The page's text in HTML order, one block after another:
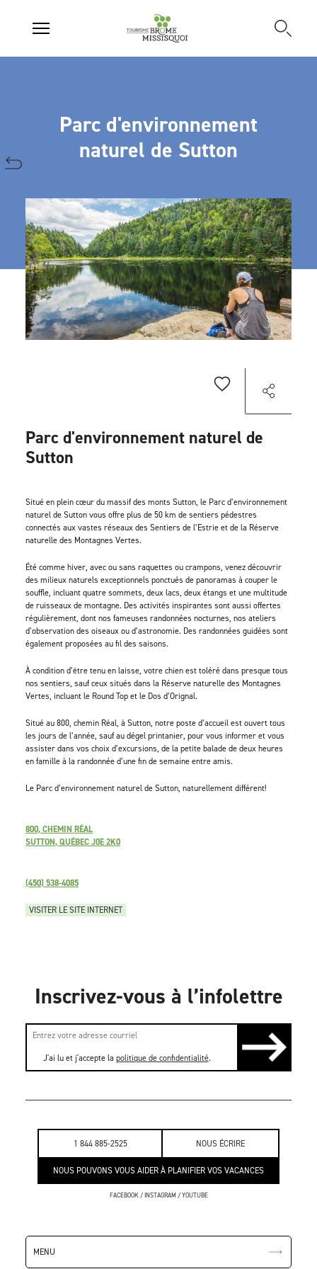
1 844 885-2525 NOUS ÉCRIRE
NOUS POUVONS VOUS AIDER À PLANIFIER VOS VACANCES
FACEBOOK/INSTAGRAM /YOUTUBE
MENU
Parc d'environnement
naturel de Sutton
800, CHEMIN RÉAL
SUTTON, QUÉBEC J0E 2K0
(450) 538-4085
VISITER LE SITE INTERNET
Parc d'environnement naturel de
Sutton
Situé en plein cœur du massif des monts Sutton, le Parc d’environnement
naturel de Sutton vous offre plus de 50 km de sentiers pédestres
connectés aux vastes réseaux des Sentiers de l’Estrie et de la Réserve
naturelle des Montagnes Vertes.
Été comme hiver, avec ou sans raquettes ou crampons, venez découvrir
des milieux naturels exceptionnels ponctués de panoramas à couper le
souffle, incluant quatre sommets, deux lacs, deux étangs et une multitude
de ruisseaux de montagne. Des activités inspirantes sont aussi offertes
régulièrement, dont nos fameuses randonnées nocturnes, nos ateliers
d’observation des oiseaux ou d’astronomie. Des randonnées guidées sont
également proposées au fil des saisons.
À condition d’être tenu en laisse, votre chien est toléré dans presque tous
nos sentiers, sauf ceux situés dans la Réserve naturelle des Montagnes
Vertes, incluant le Round Top et le Dos d’Orignal.
Situé au 800, chemin Réal, à Sutton, notre poste d’accueil est ouvert tous
les jours de l’année, sauf au dégel printanier, pour vous informer et vous
assister dans vos choix d’excursions, de la petite balade de deux heures
en famille à la randonnée d’une fin de semaine entre amis.
Le Parc d’environnement naturel de Sutton, naturellement différent!
Inscrivez-vous à l’infolettre
J'ai lu et j'accepte la politique de confidentialité.